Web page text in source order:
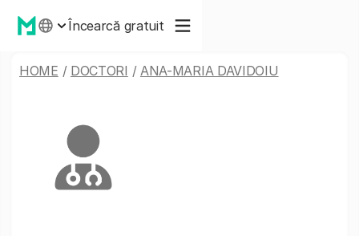
Încearcă gratuit
HOME / DOCTORI / ANA-MARIA DAVIDOIU